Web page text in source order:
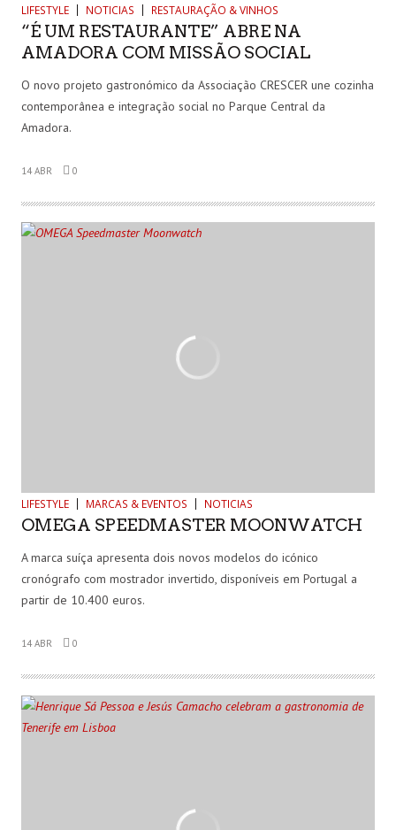
LIFESTYLE NOTICIAS RESTAURAÇÃO & VINHOS
“É UM RESTAURANTE” ABRE NA
AMADORA COM MISSÃO SOCIAL
O novo projeto gastronómico da Associação CRESCER une cozinha
contemporânea e integração social no Parque Central da
Amadora.
14 ABR 0
LIFESTYLE MARCAS & EVENTOS NOTICIAS
OMEGA SPEEDMASTER MOONWATCH
A marca suíça apresenta dois novos modelos do icónico
cronógrafo com mostrador invertido, disponíveis em Portugal a
partir de 10.400 euros.
14 ABR 0